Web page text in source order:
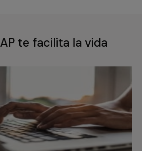
te facilita la vida